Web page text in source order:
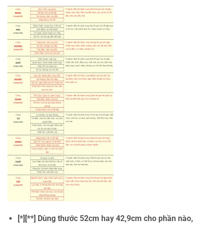
[*][**] Dùng thước 52cm hay 42,9cm cho phần nào,